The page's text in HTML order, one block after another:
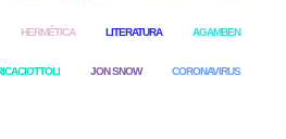
HERMÉTICA LITERATURA AGAMBEN
JON SNOW CORONAVIRUS